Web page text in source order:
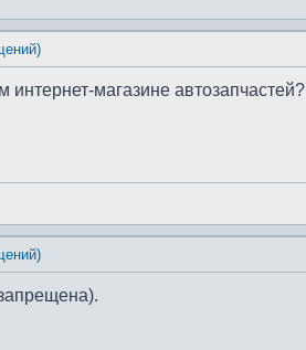
магазине автозапчастей?